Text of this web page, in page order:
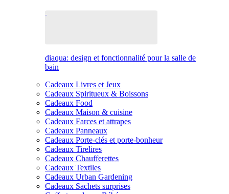
diaqua: design et fonctionnalité pour la salle de
bain
Cadeaux Livres et Jeux
Cadeaux Spiritueux & Boissons
Cadeaux Food
Cadeaux Maison & cuisine
Cadeaux Farces et attrapes
Cadeaux Panneaux
Cadeaux Porte-clés et porte-bonheur
Cadeaux Tirelires
Cadeaux Chaufferettes
Cadeaux Textiles
Cadeaux Urban Gardening
Cadeaux Sachets surprises